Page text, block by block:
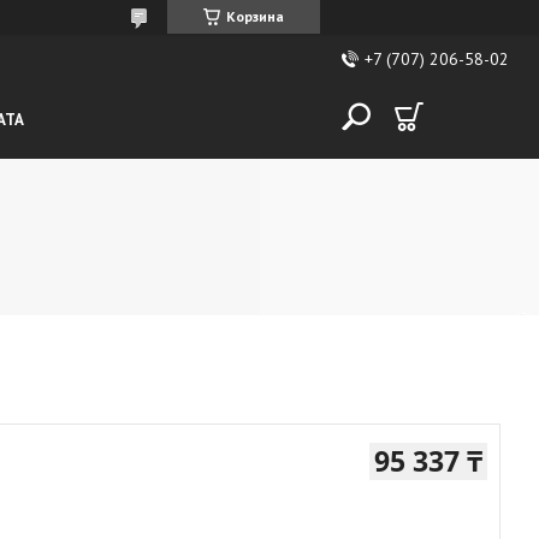
Корзина
+7 (707) 206-58-02
95 337 ₸